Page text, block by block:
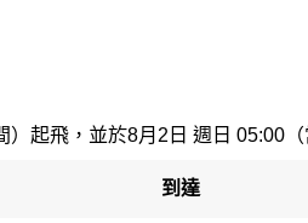
起飛，並於8月2日 週日 05:00
到達